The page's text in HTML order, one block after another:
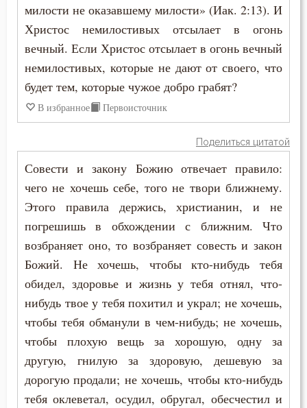
милости не оказавшему милости» (Иак. 2:13). И
Христос немилостивых отсылает в огонь
вечный. Если Христос отсылает в огонь вечный
немилостивых, которые не дают от своего, что
будет тем, которые чужое добро грабят?
В избранное Первоисточник
Поделиться цитатой
Совести и закону Божию отвечает правило:
чего не хочешь себе, того не твори ближнему.
Этого правила держись, христианин, и не
погрешишь в обхождении с ближним. Что
возбраняет оно, то возбраняет совесть и закон
Божий. Не хочешь, чтобы кто-нибудь тебя
обидел, здоровье и жизнь у тебя отнял, что-
нибудь твое у тебя похитил и украл; не хочешь,
чтобы тебя обманули в чем-нибудь; не хочешь,
чтобы плохую вещь за хорошую, одну за
другую, гнилую за здоровую, дешевую за
дорогую продали; не хочешь, чтобы кто-нибудь
тебя оклеветал, осудил, обругал, обесчестил и